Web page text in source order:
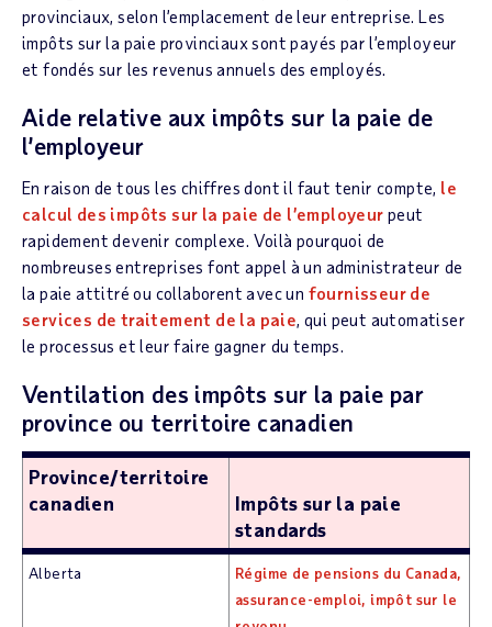
provinciaux, selon l’emplacement de leur entreprise. Les
impôts sur la paie provinciaux sont payés par l’employeur
et fondés sur les revenus annuels des employés.
Aide relative aux impôts sur la paie de
l’employeur
En raison de tous les chiffres dont il faut tenir compte, le
calcul des impôts sur la paie de l’employeur peut
rapidement devenir complexe. Voilà pourquoi de
nombreuses entreprises font appel à un administrateur de
la paie attitré ou collaborent avec un fournisseur de
services de traitement de la paie, qui peut automatiser
le processus et leur faire gagner du temps.
Ventilation des impôts sur la paie par
province ou territoire canadien
Province/territoire
canadien
Impôts sur la paie
standards
Alberta
Régime de pensions du Canada,
assurance-emploi, impôt sur le